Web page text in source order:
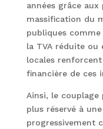
années grâce
massification du
publiques
la TVA réduite ou
locales
financière de ces
Ainsi, le couplage
plus réservé à
progressivement